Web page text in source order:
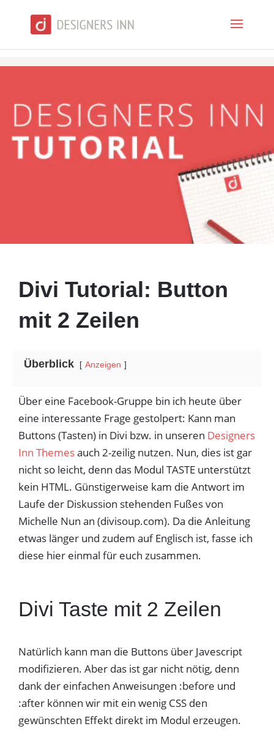
Divi Tutorial: Button
mit 2 Zeilen
Überblick Anzeigen
Über eine Facebook-Gruppe bin ich heute über
eine interessante Frage gestolpert: Kann man
Buttons (Tasten) in Divi bzw. in unseren Designers
Inn Themesauch 2-zeilig nutzen. Nun, dies ist gar
nicht so leicht, denn das Modul TASTE unterstützt
kein HTML. Günstigerweise kam die Antwort im
Laufe der Diskussion stehenden Fußes von
Michelle Nun an (divisoup.com). Da die Anleitung
etwas länger und zudem auf Englisch ist, fasse ich
diese hier einmal für euch zusammen.
Divi Taste mit 2 Zeilen
Natürlich kann man die Buttons über Javescript
modifizieren. Aber das ist gar nicht nötig, denn
dank der einfachen Anweisungen :before und
:after können wir mit ein wenig CSS den
gewünschten Effekt direkt im Modul erzeugen.